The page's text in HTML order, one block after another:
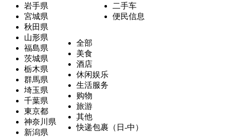
岩手県
宮城県
秋田県
山形県
福島県
茨城県
栃木県
群馬県
埼玉県
千葉県
東京都
神奈川県
新潟県
二手车
便民信息
全部
美食
酒店
休闲娱乐
生活服务
购物
旅游
其他
快递包裹（日-中）